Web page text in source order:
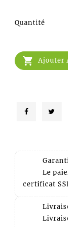
Quantité
 Ajouter
Le
certificat